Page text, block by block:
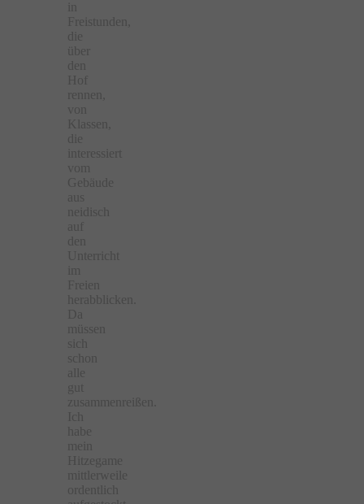
Freistunden,
die
über
den
Hof
rennen,
von
Klassen,
die
interessiert
vom
Gebäude
aus
neidisch
auf
den
Unterricht
im
Freien
herabblicken.
Da
müssen
sich
schon
alle
gut
zusammenreißen.
Ich
habe
mein
Hitzegame
mittlerweile
ordentlich